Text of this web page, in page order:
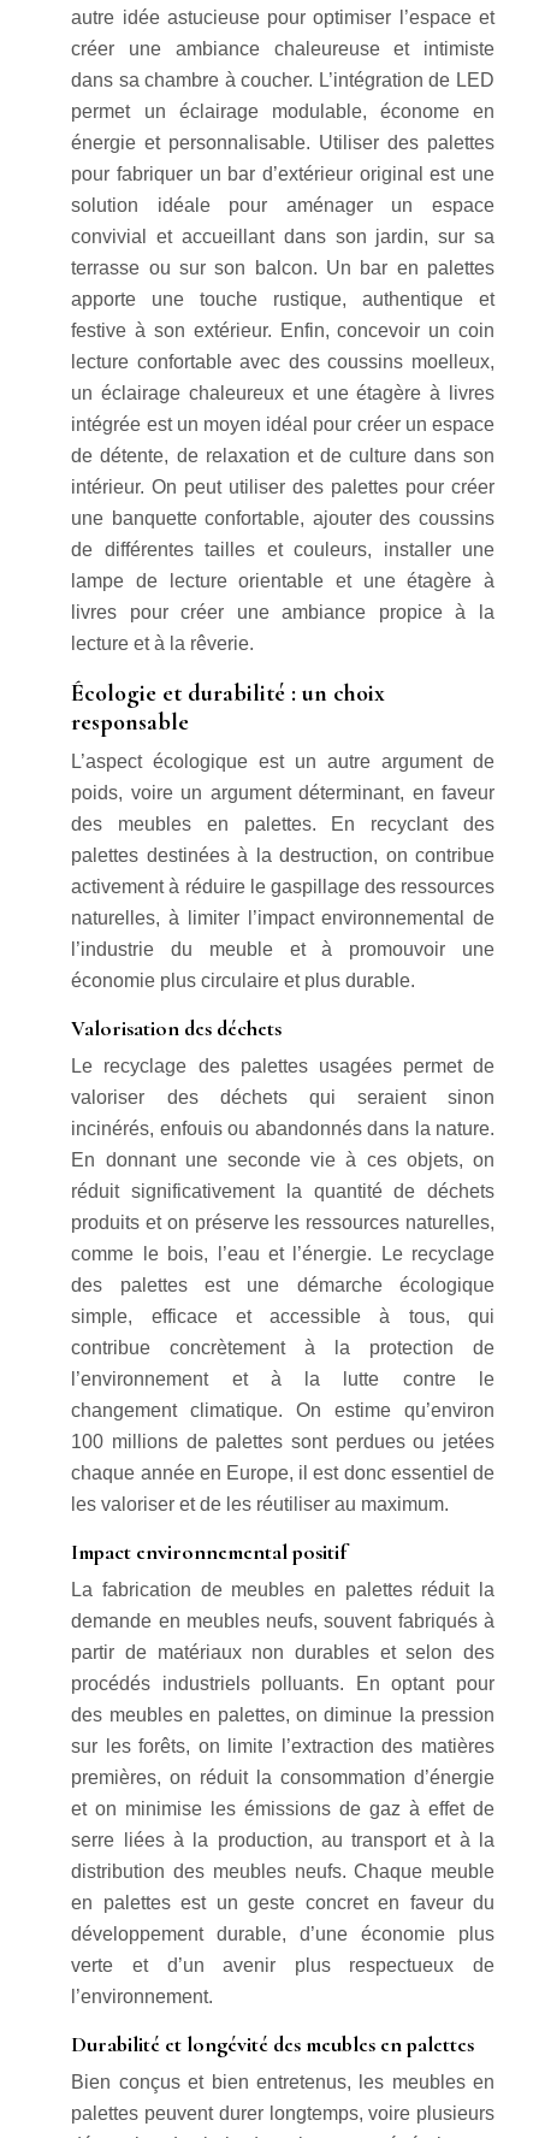
autre idée astucieuse pour optimiser l’espace et
créer une ambiance chaleureuse et intimiste
dans sa chambre à coucher. L’intégration de LED
permet un éclairage modulable, économe en
énergie et personnalisable. Utiliser des palettes
pour fabriquer un bar d’extérieur original est une
solution idéale pour aménager un espace
convivial et accueillant dans son jardin, sur sa
terrasse ou sur son balcon. Un bar en palettes
apporte une touche rustique, authentique et
festive à son extérieur. Enfin, concevoir un coin
lecture confortable avec des coussins moelleux,
un éclairage chaleureux et une étagère à livres
intégrée est un moyen idéal pour créer un espace
de détente, de relaxation et de culture dans son
intérieur. On peut utiliser des palettes pour créer
une banquette confortable, ajouter des coussins
de différentes tailles et couleurs, installer une
lampe de lecture orientable et une étagère à
livres pour créer une ambiance propice à la
lecture et à la rêverie.
Écologie et durabilité : un choix
responsable
L’aspect écologique est un autre argument de
poids, voire un argument déterminant, en faveur
des meubles en palettes. En recyclant des
palettes destinées à la destruction, on contribue
activement à réduire le gaspillage des ressources
naturelles, à limiter l’impact environnemental de
l’industrie du meuble et à promouvoir une
économie plus circulaire et plus durable.
Valorisation des déchets
Le recyclage des palettes usagées permet de
valoriser des déchets qui seraient sinon
incinérés, enfouis ou abandonnés dans la nature.
En donnant une seconde vie à ces objets, on
réduit significativement la quantité de déchets
produits et on préserve les ressources naturelles,
comme le bois, l’eau et l’énergie. Le recyclage
des palettes est une démarche écologique
simple, efficace et accessible à tous, qui
contribue concrètement à la protection de
l’environnement et à la lutte contre le
changement climatique. On estime qu’environ
100 millions de palettes sont perdues ou jetées
chaque année en Europe, il est donc essentiel de
les valoriser et de les réutiliser au maximum.
Impact environnemental positif
La fabrication de meubles en palettes réduit la
demande en meubles neufs, souvent fabriqués à
partir de matériaux non durables et selon des
procédés industriels polluants. En optant pour
des meubles en palettes, on diminue la pression
sur les forêts, on limite l’extraction des matières
premières, on réduit la consommation d’énergie
et on minimise les émissions de gaz à effet de
serre liées à la production, au transport et à la
distribution des meubles neufs. Chaque meuble
en palettes est un geste concret en faveur du
développement durable, d’une économie plus
verte et d’un avenir plus respectueux de
l’environnement.
Durabilité et longévité des meubles en palettes
Bien conçus et bien entretenus, les meubles en
palettes peuvent durer longtemps, voire plusieurs